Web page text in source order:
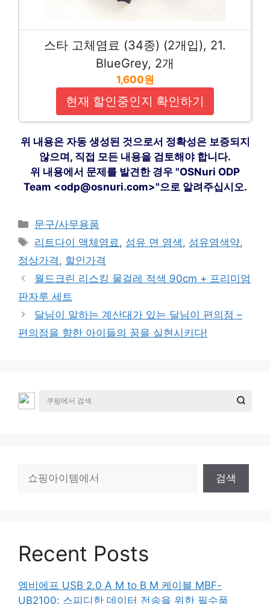
스타 고체염료 (34종) (2개입), 21.
BlueGrey, 2개
1,600원
현재 할인중인지 확인하기
위 내용은 자동 생성된 것으로서 정확성은 보증되지
않으며, 직접 모든 내용을 검토해야 합니다.
위 내용에서 문제를 발견한 경우 "OSNuri ODP
Team <odp@osnuri.com>"으로 알려주십시오.
카
테
고
리
문구/사무용품
태
그
리트다이 액체염료 , 섬유 면 염색 , 섬유염색약,
정상가격 , 할인가격
월드크린 리스킹 물걸레 적색 90cm + 프리미엄
판자루 세트
달님이 말하는 계산대가 있는 달님이 편의점 –
편의점을 향한 아이들의 꿈을 실현시키다!
검색
Recent Posts
엠비에프 USB 2.0 A M to B M 케이블 MBF-
UB2100: 스피디한 데이터 전송을 위한 필수품